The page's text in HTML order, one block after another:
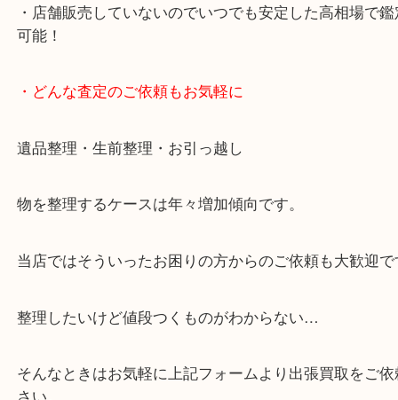
・10時から19時まで営業中！
※元旦を除く
・全国展開中のスケールメリットで高価査定！
・貴金属などのお品物の他にも絵画や骨董品など、
可能！
・どんな査定のご依頼もお気軽に